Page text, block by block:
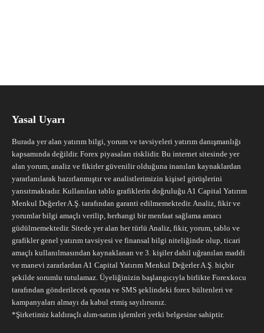
Yasal Uyarı
Burada yer alan yatırım bilgi, yorum ve tavsiyeleri yatırım danışmanlığı
kapsamında değildir. Forex piyasaları risklidir. Bu internet sitesinde yer
alan yorum, analiz ve fikirler güvenilir olduğuna inanılan kaynaklardan
yararlanılarak hazırlanmıştır ve analistlerimizin kişisel görüşlerini
yansıtmaktadır. Kullanılan tablo grafiklerin doğruluğu A1 Capital Yatırım
Menkul Değerler A.Ş. tarafından garanti edilmemektedir. Analiz, fikir ve
yorumlar bilgi amaçlı verilip, herhangi bir menfaat sağlama amacı
güdülmemektedir. Sitede yer alan her türlü Analiz, fikir, yorum, tablo ve
grafikler genel yatırım tavsiyesi ve finansal bilgi niteliğinde olup, ticari
amaçlı kullanılmasından kaynaklanan ve 3. kişiler dahil uğranılan maddi
ve manevi zararlardan A1 Capital Yatırım Menkul Değerler A.Ş. hiçbir
şekilde sorumlu tutulamaz. Üyeliğinizin başlangıcıyla birlikte Forexkocu
tarafından gönderilecek eposta ve SMS şeklindeki forex bültenleri ve
kampanyaları almayı da kabul etmiş sayılırsınız.
*Şirketimiz kaldıraçlı alım-satım işlemleri yetki belgesine sahiptir.